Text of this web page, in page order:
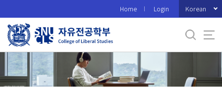
로
메
Home Login Korean